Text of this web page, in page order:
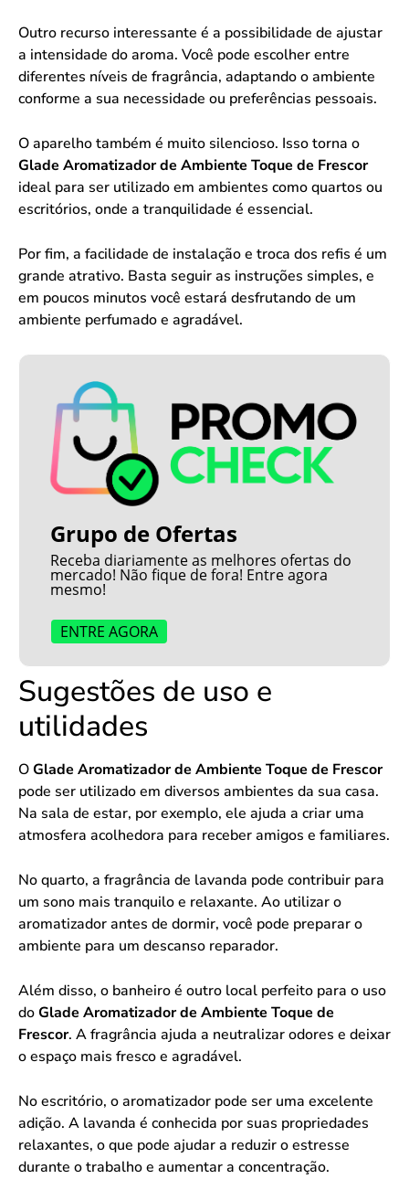
Outro recurso interessante é a possibilidade de ajustar
a intensidade do aroma. Você pode escolher entre
diferentes níveis de fragrância, adaptando o ambiente
conforme a sua necessidade ou preferências pessoais.
O aparelho também é muito silencioso. Isso torna o
Glade Aromatizador de Ambiente Toque de Frescor
ideal para ser utilizado em ambientes como quartos ou
escritórios, onde a tranquilidade é essencial.
Por fim, a facilidade de instalação e troca dos refis é um
grande atrativo. Basta seguir as instruções simples, e
em poucos minutos você estará desfrutando de um
ambiente perfumado e agradável.
Grupo de Ofertas
Receba diariamente as melhores ofertas do
mercado! Não fique de fora! Entre agora
mesmo!
ENTRE AGORA
Sugestões de uso e
utilidades
OGlade Aromatizador de Ambiente Toque de Frescor
pode ser utilizado em diversos ambientes da sua casa.
Na sala de estar, por exemplo, ele ajuda a criar uma
atmosfera acolhedora para receber amigos e familiares.
No quarto, a fragrância de lavanda pode contribuir para
um sono mais tranquilo e relaxante. Ao utilizar o
aromatizador antes de dormir, você pode preparar o
ambiente para um descanso reparador.
Além disso, o banheiro é outro local perfeito para o uso
doGlade Aromatizador de Ambiente Toque de
Frescor. A fragrância ajuda a neutralizar odores e deixar
o espaço mais fresco e agradável.
No escritório, o aromatizador pode ser uma excelente
adição. A lavanda é conhecida por suas propriedades
relaxantes, o que pode ajudar a reduzir o estresse
durante o trabalho e aumentar a concentração.